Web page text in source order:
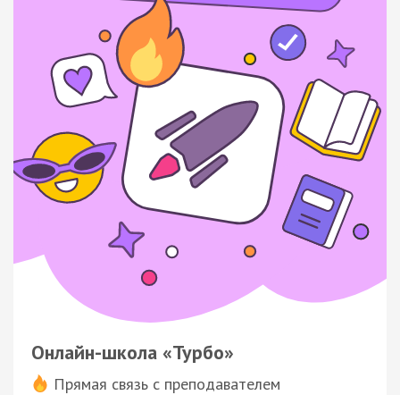
Онлайн-школа «Турбо»
Прямая связь с преподавателем